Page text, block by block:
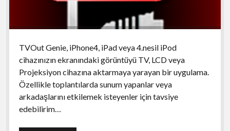
TVOut Genie, iPhone4, iPad veya 4.nesil iPod
cihazınızın ekranındaki görüntüyü TV, LCD veya
Projeksiyon cihazına aktarmaya yarayan bir uygulama.
Özellikle toplantılarda sunum yapanlar veya
arkadaşlarını etkilemek isteyenler için tavsiye
edebilirim…